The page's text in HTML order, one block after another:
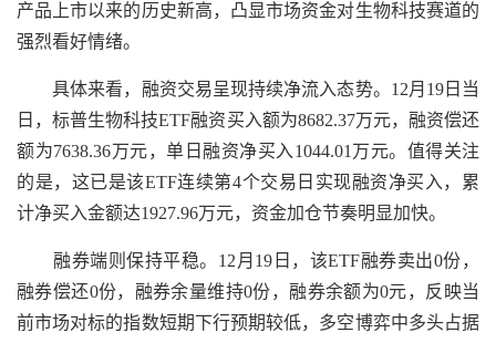
产品上市以来的历史新高，凸显市场资金对生物科技赛道的
强烈看好情绪。
具体来看，融资交易呈现持续净流入态势。12月19日当
日，标普生物科技ETF融资买入额为8682.37万元，融资偿还
额为7638.36万元，单日融资净买入1044.01万元。值得关注
的是，这已是该ETF连续第4个交易日实现融资净买入，累
计净买入金额达1927.96万元，资金加仓节奏明显加快。
融券端则保持平稳。12月19日，该ETF融券卖出0份，
融券偿还0份，融券余量维持0份，融券余额为0元，反映当
前市场对标的指数短期下行预期较低，多空博弈中多头占据